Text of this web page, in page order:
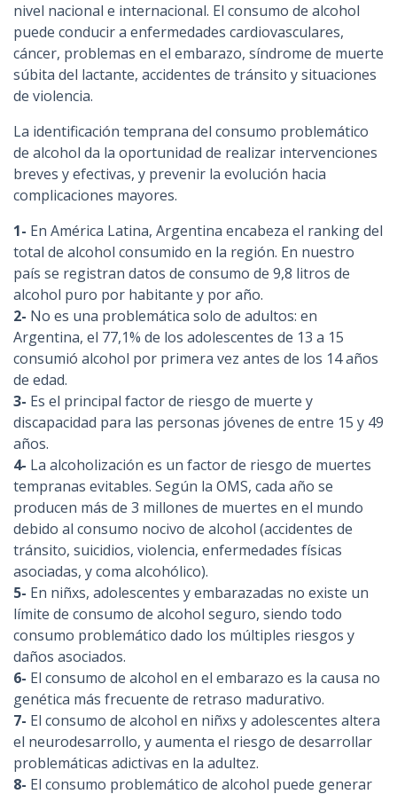
nivel nacional e internacional. El consumo de alcohol
puede conducir a enfermedades cardiovasculares,
cáncer, problemas en el embarazo, síndrome de muerte
súbita del lactante, accidentes de tránsito y situaciones
de violencia.
La identificación temprana del consumo problemático
de alcohol da la oportunidad de realizar intervenciones
breves y efectivas, y prevenir la evolución hacia
complicaciones mayores.
1- En América Latina, Argentina encabeza el ranking del
total de alcohol consumido en la región. En nuestro
país se registran datos de consumo de 9,8 litros de
alcohol puro por habitante y por año.
2- No es una problemática solo de adultos: en
Argentina, el 77,1% de los adolescentes de 13 a 15
consumió alcohol por primera vez antes de los 14 años
de edad.
3- Es el principal factor de riesgo de muerte y
discapacidad para las personas jóvenes de entre 15 y 49
años.
4- La alcoholización es un factor de riesgo de muertes
tempranas evitables. Según la OMS, cada año se
producen más de 3 millones de muertes en el mundo
debido al consumo nocivo de alcohol (accidentes de
tránsito, suicidios, violencia, enfermedades físicas
asociadas, y coma alcohólico).
5- En niñxs, adolescentes y embarazadas no existe un
límite de consumo de alcohol seguro, siendo todo
consumo problemático dado los múltiples riesgos y
daños asociados.
6- El consumo de alcohol en el embarazo es la causa no
genética más frecuente de retraso madurativo.
7- El consumo de alcohol en niñxs y adolescentes altera
el neurodesarrollo, y aumenta el riesgo de desarrollar
problemáticas adictivas en la adultez.
8- El consumo problemático de alcohol puede generar